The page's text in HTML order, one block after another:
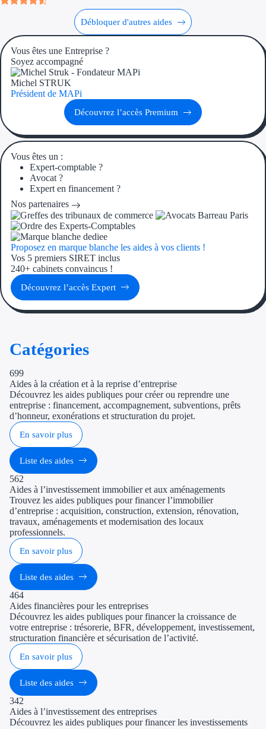
Ressources
Nos guides
Nos partenaires
Débloquer d'autres aides
Vous êtes une Entreprise ?
Soyez accompagné
Michel STRUK
Président de MAPi
Découvrez l’accès Premium
Vous êtes un :
Expert-comptable ?
Avocat ?
Expert en financement ?
Nos partenaires
Proposez en marque blanche les aides à vos clients !
Vos 5 premiers SIRET inclus
240+ cabinets convaincus !
Découvrez l’accès Expert
Catégories
699
Aides à la création et à la reprise d’entreprise
Découvrez les aides publiques pour créer ou reprendre une
entreprise : financement, accompagnement, subventions, prêts
d’honneur, exonérations et structuration du projet.
En savoir plus
Liste des aides
562
Aides à l’investissement immobilier et aux aménagements
Trouvez les aides publiques pour financer l’immobilier
d’entreprise : acquisition, construction, extension, rénovation,
travaux, aménagements et modernisation des locaux
professionnels.
En savoir plus
Liste des aides
464
Aides financières pour les entreprises
Découvrez les aides publiques pour financer la croissance de
votre entreprise : trésorerie, BFR, développement, investissement,
structuration financière et sécurisation de l’activité.
En savoir plus
Liste des aides
342
Aides à l’investissement des entreprises
Découvrez les aides publiques pour financer les investissements